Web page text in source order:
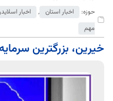
حوزه:
اخبار استان , اخبار اسلایدر
مهم
خیرین، بزرگترین